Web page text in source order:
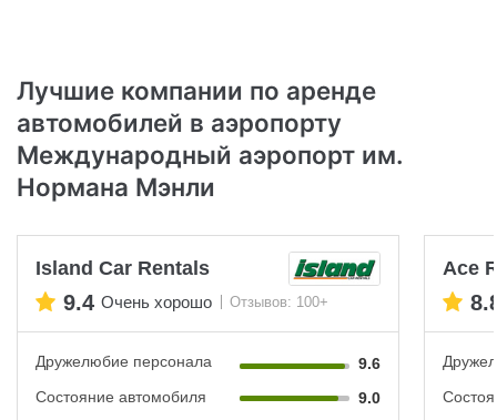
Лучшие компании по аренде
автомобилей в аэропорту
Международный аэропорт им.
Нормана Мэнли
Island Car Rentals
9.4 Очень хорошо Отзывов: 100+
Дружелюбие персонала
9.6
Состояние автомобиля
9.0
Ace